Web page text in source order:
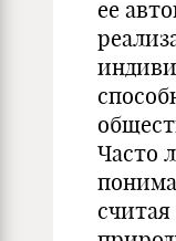
ее
Часто
считая